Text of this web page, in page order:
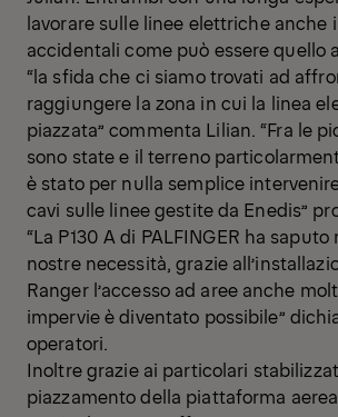
lavorare sulle linee elettriche anche
accidentali come può essere quello
“la sfida che ci siamo trovati ad
raggiungere la zona in cui la linea
piazzata” commenta Lilian. “Fra le
sono state e il terreno
è stato per nulla semplice
cavi sulle linee gestite da Enedis”
“La P130 A di PALFINGER ha
nostre necessità, grazie
Ranger l’accesso ad aree anche
impervie è diventato possibile”
operatori.
Inoltre grazie ai particolari
piazzamento della piattaforma